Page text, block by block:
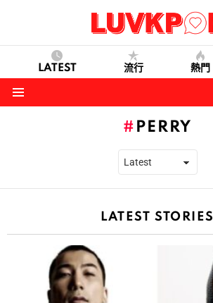
LATEST 流行 熱門
PERRY
LATEST STORIES